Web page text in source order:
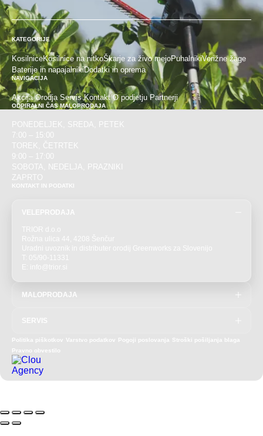
KATEGORIJE
KosilniceKosilnice na nitkoŠkarje za živo mejoPuhalnikiVerižne žage
Baterije in napajalnikiDodatki in oprema
NAVIGACIJA
Akcija Orodja Servis Kontakt O podjetju Partnerji
ODPIRALNI ČAS MALOPRODAJA
PONEDELJEK, SREDA, PETEK
7:00 – 15:00
TOREK, ČETRTEK
9:00 – 17:00
SOBOTA, NEDELJA, PRAZNIKI
ZAPRTO
KONTAKT IN PODATKI
VELEPRODAJA
TRIOR d.o.o
Rožna ulica 44, 4208 Šenčur
Uradni uvoznik in distributer orodij Greenworks za Slovenijo
T: 05/90-11331
E: info@trior.si
MALOPRODAJA
E: prodaja@akucenter.eu
Rožna ulica 44
4208 Šenčur
SERVIS
T: 04 292 7727
E: servis@akucenter.eu
Politika piškotkov Varstvo podatkov Pogoji poslovanja Stroški pošiljanja blaga
Pravno obvestilo